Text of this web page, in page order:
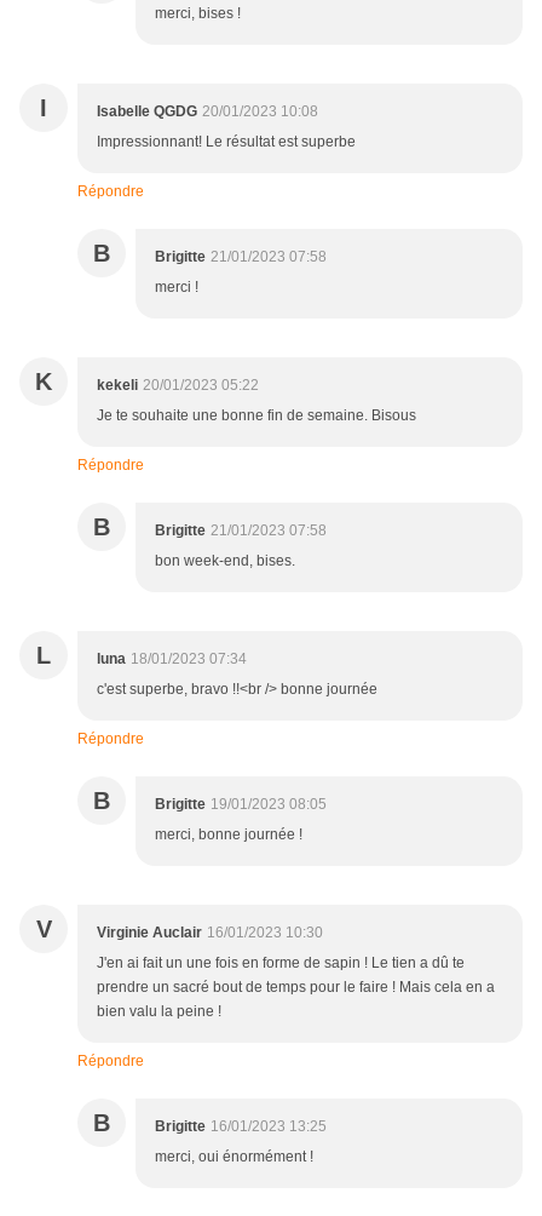
merci, bises !
I Isabelle QGDG 20/01/2023 10:08
Impressionnant! Le résultat est superbe
Répondre
B Brigitte 21/01/2023 07:58
merci !
K kekeli 20/01/2023 05:22
Je te souhaite une bonne fin de semaine. Bisous
Répondre
B Brigitte 21/01/2023 07:58
bon week-end, bises.
L luna 18/01/2023 07:34
c'est superbe, bravo !!<br /> bonne journée
Répondre
B Brigitte 19/01/2023 08:05
merci, bonne journée !
V Virginie Auclair 16/01/2023 10:30
J'en ai fait un une fois en forme de sapin ! Le tien a dû te
prendre un sacré bout de temps pour le faire ! Mais cela en a
bien valu la peine !
Répondre
B Brigitte 16/01/2023 13:25
merci, oui énormément !